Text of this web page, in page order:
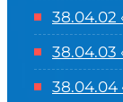
38.04.03
38.04.04